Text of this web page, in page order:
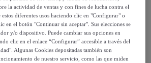
€
la actividad de ventas y con fines de lucha contra el
diferentes usos haciendo clic en "Configurar" o
en el botón "Continuar sin aceptar". Sus elecciones se
y/o dispositivo. Puede cambiar sus opciones en
clic en el enlace “Configurar” accesible a través del
Algunas Cookies depositadas también son
de nuestro servicio, como las que miden